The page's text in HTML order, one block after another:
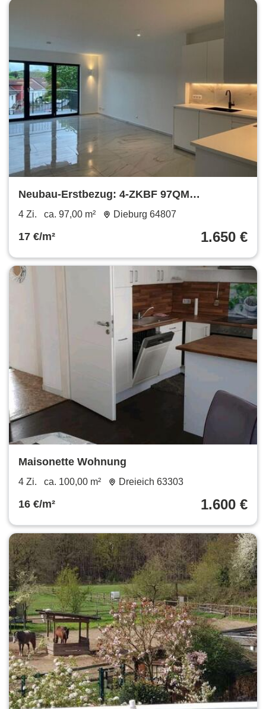
Neubau-Erstbezug: 4-ZKBF 97QM
(zahlreiche Wohnungen 35-100Qm
4 Zi. ca. 97,00 m² Dieburg 64807
17 €/m² 1.650 €
Maisonette Wohnung
4 Zi. ca. 100,00 m² Dreieich 63303
16 €/m² 1.600 €